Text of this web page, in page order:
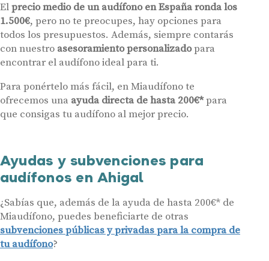
Elprecio medio de un audífono en España ronda los
1.500€, pero no te preocupes, hay opciones para
todos los presupuestos. Además, siempre contarás
con nuestro asesoramiento personalizadopara
encontrar el audífono ideal para ti.
Para ponértelo más fácil, en Miaudífono te
ofrecemos una ayuda directa de hasta 200€*para
que consigas tu audífono al mejor precio.
Ayudas y subvenciones para
audífonos en Ahigal
¿Sabías que, además de la ayuda de hasta 200€* de
Miaudífono, puedes beneficiarte de otras
subvenciones públicas y privadas para la compra de
tu audífono?
Acepto recibir comunicaciones comerciales por parte de Miaudífono
y sus colaboradores según se detalla en nuestras Condiciones de uso
Acepto la cesión de estos datos a empresas colaboradoras de
Miaudífono para poder ofrecer los servicios solicitados, según se
detalla en nuestrasCondiciones de uso .
Política de Privacidad.